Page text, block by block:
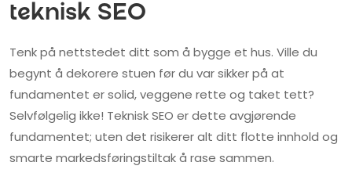
teknisk SEO
Tenk på nettstedet ditt som å bygge et hus. Ville du
begynt å dekorere stuen før du var sikker på at
fundamentet er solid, veggene rette og taket tett?
Selvfølgelig ikke! Teknisk SEO er dette avgjørende
fundamentet; uten det risikerer alt ditt flotte innhold og
smarte markedsføringstiltak å rase sammen.